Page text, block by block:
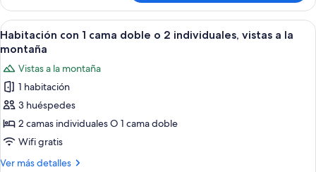
o
2
individuales
panorámica
con
1
cama
o
2
individuales
Abrir
todas
fotos
de
Habitación
con
1
cama
Habitación con 1 cama doble o 2
11
Habitación con 1 cama doble o 2 individuales, vistas a la
montaña
Vistas a la montaña
1 habitación
3 huéspedes
2 camas individuales O 1 cama doble
Wifi gratis
Ver más detalles
Más